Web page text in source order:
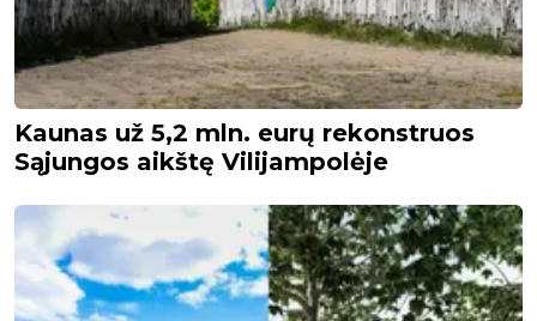
Kaunas už 5,2 mln. eurų rekonstruos
Sąjungos aikštę Vilijampolėje